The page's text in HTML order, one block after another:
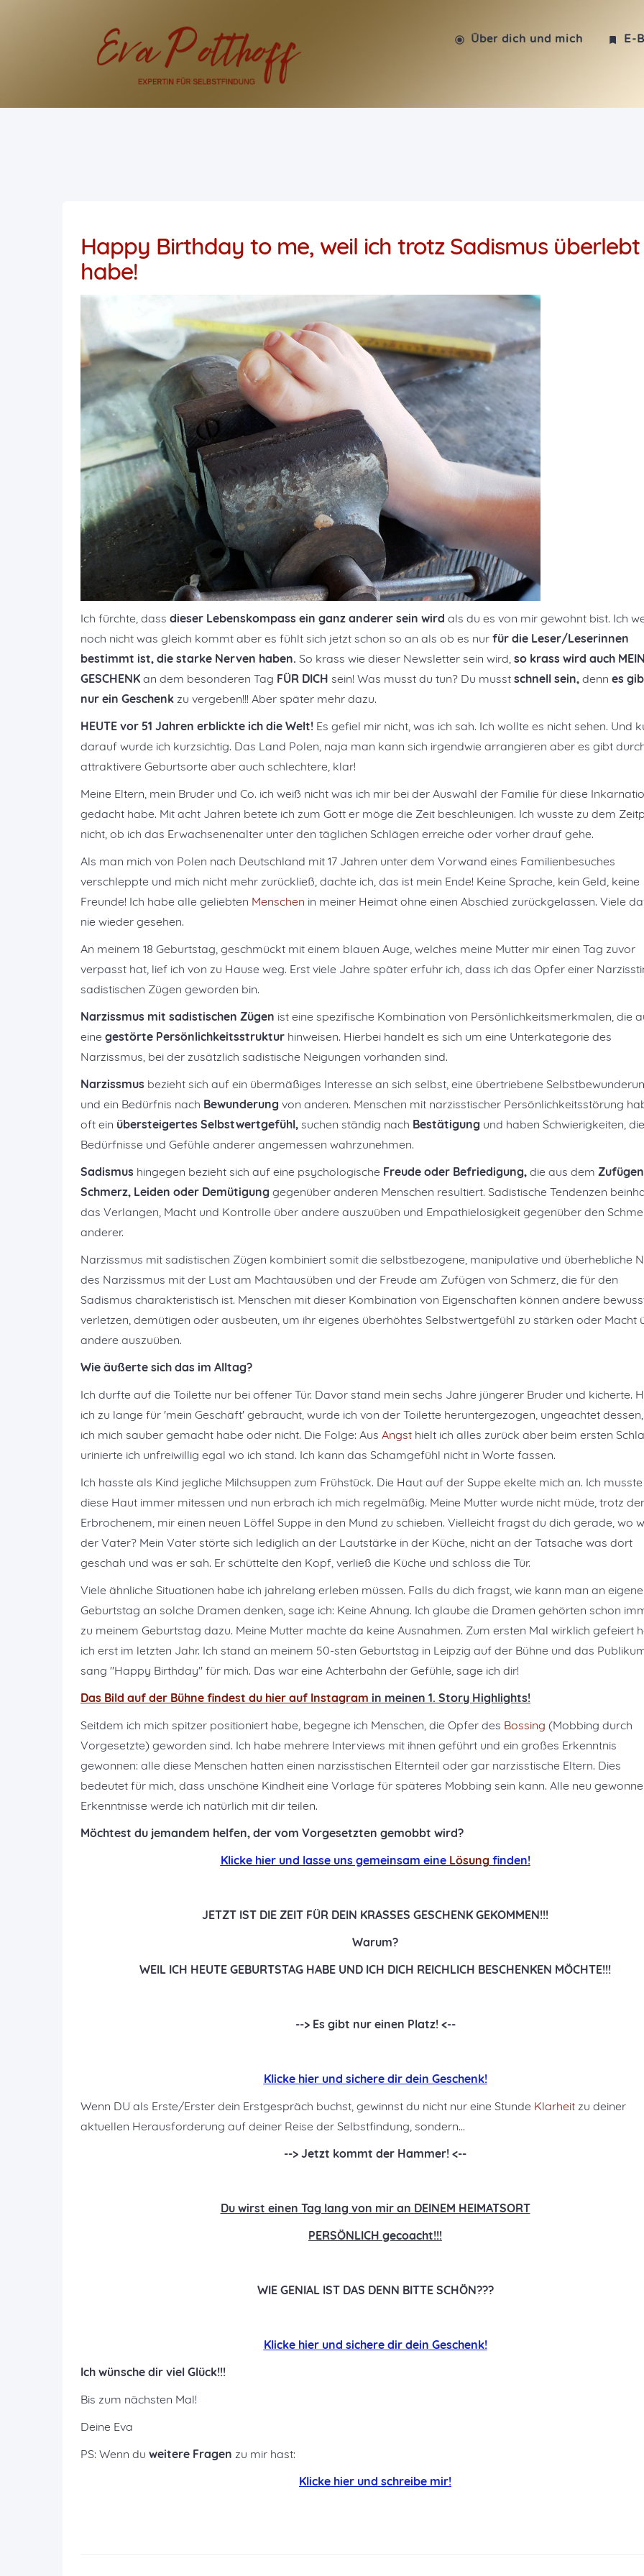
Über dich und mich E-
Happy Birthday to me, weil ich trotz Sadismus überlebt
habe!
Ich fürchte, dass dieser Lebenskompass ein ganz anderer sein wird als du es von mir gewohnt bist. Ich
noch nicht was gleich kommt aber es fühlt sich jetzt schon so an als ob es nur für die Leser/Leserinnen
bestimmt ist, die starke Nerven haben. So krass wie dieser Newsletter sein wird, so krass wird auch MEIN
GESCHENK an dem besonderen Tag FÜR DICH sein! Was musst du tun? Du musst schnell sein, denn es
nur ein Geschenk zu vergeben!!! Aber später mehr dazu.
HEUTE vor 51 Jahren erblickte ich die Welt! Es gefiel mir nicht, was ich sah. Ich wollte es nicht sehen. Und
darauf wurde ich kurzsichtig. Das Land Polen, naja man kann sich irgendwie arrangieren aber es gibt
attraktivere Geburtsorte aber auch schlechtere, klar!
Meine Eltern, mein Bruder und Co. ich weiß nicht was ich mir bei der Auswahl der Familie für diese
gedacht habe. Mit acht Jahren betete ich zum Gott er möge die Zeit beschleunigen. Ich wusste zu dem
nicht, ob ich das Erwachsenenalter unter den täglichen Schlägen erreiche oder vorher drauf gehe.
Als man mich von Polen nach Deutschland mit 17 Jahren unter dem Vorwand eines Familienbesuches
verschleppte und mich nicht mehr zurückließ, dachte ich, das ist mein Ende! Keine Sprache, kein Geld, keine
Freunde! Ich habe alle geliebten Menschen in meiner Heimat ohne einen Abschied zurückgelassen. Viele
nie wieder gesehen.
An meinem 18 Geburtstag, geschmückt mit einem blauen Auge, welches meine Mutter mir einen Tag zuvor
verpasst hat, lief ich von zu Hause weg. Erst viele Jahre später erfuhr ich, dass ich das Opfer einer
sadistischen Zügen geworden bin.
Narzissmus mit sadistischen Zügen ist eine spezifische Kombination von Persönlichkeitsmerkmalen, die
eine gestörte Persönlichkeitsstruktur hinweisen. Hierbei handelt es sich um eine Unterkategorie des
Narzissmus, bei der zusätzlich sadistische Neigungen vorhanden sind.
Narzissmus bezieht sich auf ein übermäßiges Interesse an sich selbst, eine übertriebene
und ein Bedürfnis nach Bewunderung von anderen. Menschen mit narzisstischer Persönlichkeitsstörung
oft ein übersteigertes Selbstwertgefühl, suchen ständig nach Bestätigung und haben Schwierigkeiten, die
Bedürfnisse und Gefühle anderer angemessen wahrzunehmen.
Sadismus hingegen bezieht sich auf eine psychologische Freude oder Befriedigung, die aus dem
Schmerz, Leiden oder Demütigung gegenüber anderen Menschen resultiert. Sadistische Tendenzen
das Verlangen, Macht und Kontrolle über andere auszuüben und Empathielosigkeit gegenüber den
anderer.
Narzissmus mit sadistischen Zügen kombiniert somit die selbstbezogene, manipulative und überhebliche
des Narzissmus mit der Lust am Machtausüben und der Freude am Zufügen von Schmerz, die für den
Sadismus charakteristisch ist. Menschen mit dieser Kombination von Eigenschaften können andere
verletzen, demütigen oder ausbeuten, um ihr eigenes überhöhtes Selbstwertgefühl zu stärken oder Macht
andere auszuüben.
Wie äußerte sich das im Alltag?
Ich durfte auf die Toilette nur bei offener Tür. Davor stand mein sechs Jahre jüngerer Bruder und kicherte.
ich zu lange für 'mein Geschäft' gebraucht, wurde ich von der Toilette heruntergezogen, ungeachtet
ich mich sauber gemacht habe oder nicht. Die Folge: Aus Angst hielt ich alles zurück aber beim ersten
urinierte ich unfreiwillig egal wo ich stand. Ich kann das Schamgefühl nicht in Worte fassen.
Ich hasste als Kind jegliche Milchsuppen zum Frühstück. Die Haut auf der Suppe ekelte mich an. Ich musste
diese Haut immer mitessen und nun erbrach ich mich regelmäßig. Meine Mutter wurde nicht müde, trotz
Erbrochenem, mir einen neuen Löffel Suppe in den Mund zu schieben. Vielleicht fragst du dich gerade, wo
der Vater? Mein Vater störte sich lediglich an der Lautstärke in der Küche, nicht an der Tatsache was dort
geschah und was er sah. Er schüttelte den Kopf, verließ die Küche und schloss die Tür.
Viele ähnliche Situationen habe ich jahrelang erleben müssen. Falls du dich fragst, wie kann man an
Geburtstag an solche Dramen denken, sage ich: Keine Ahnung. Ich glaube die Dramen gehörten schon
zu meinem Geburtstag dazu. Meine Mutter machte da keine Ausnahmen. Zum ersten Mal wirklich gefeiert
ich erst im letzten Jahr. Ich stand an meinem 50-sten Geburtstag in Leipzig auf der Bühne und das
sang "Happy Birthday" für mich. Das war eine Achterbahn der Gefühle, sage ich dir!
Das Bild auf der Bühne findest du hier auf Instagram in meinen 1. Story Highlights!
Seitdem ich mich spitzer positioniert habe, begegne ich Menschen, die Opfer des Bossing (Mobbing durch
Vorgesetzte) geworden sind. Ich habe mehrere Interviews mit ihnen geführt und ein großes Erkenntnis
gewonnen: alle diese Menschen hatten einen narzisstischen Elternteil oder gar narzisstische Eltern. Dies
bedeutet für mich, dass unschöne Kindheit eine Vorlage für späteres Mobbing sein kann. Alle neu
Erkenntnisse werde ich natürlich mit dir teilen.
Möchtest du jemandem helfen, der vom Vorgesetzten gemobbt wird?
Klicke hier und lasse uns gemeinsam eine Lösungfinden!
JETZT IST DIE ZEIT FÜR DEIN KRASSES GESCHENK GEKOMMEN!!!
Warum?
WEIL ICH HEUTE GEBURTSTAG HABE UND ICH DICH REICHLICH BESCHENKEN MÖCHTE!!!
--> Es gibt nur einen Platz! <--
Klicke hier und sichere dir dein Geschenk!
Wenn DU als Erste/Erster dein Erstgespräch buchst, gewinnst du nicht nur eine Stunde Klarheit zu deiner
aktuellen Herausforderung auf deiner Reise der Selbstfindung, sondern...
--> Jetzt kommt der Hammer! <--
Du wirst einen Tag lang von mir an DEINEM HEIMATSORT
PERSÖNLICH gecoacht!!!
WIE GENIAL IST DAS DENN BITTE SCHÖN???
Klicke hier und sichere dir dein Geschenk!
Ich wünsche dir viel Glück!!!
Bis zum nächsten Mal!
Deine Eva
PS: Wenn du weitere Fragen zu mir hast:
Klicke hier und schreibe mir!